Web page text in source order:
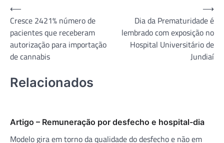
Navegação
de
Post
⟵
Cresce 2421% número de
pacientes que receberam
autorização para importação
de cannabis
Dia da Prematuridade é
lembrado com exposição no
Hospital Universitário de
Jundiaí
⟶
Relacionados
Artigo – Remuneração por desfecho e hospital-dia
Modelo gira em torno da qualidade do desfecho e não em